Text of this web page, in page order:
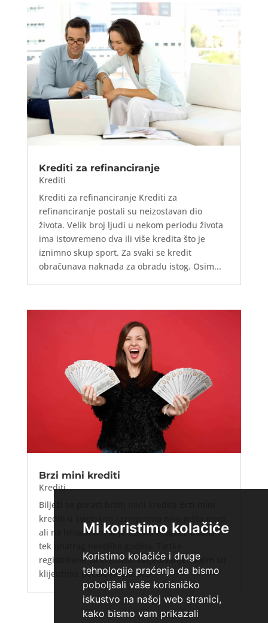
Mi koristimo kolačiće
Koristimo kolačiće i druge
tehnologije praćenja da bismo
poboljšali vaše korisničko
iskustvo na našoj web stranici,
kako bismo vam prikazali
Krediti za refinanciranje
Krediti
Krediti za refinanciranje Krediti za
refinanciranje postali su neizostavan dio
života. Velik broj ljudi u nekom periodu života
ima istovremeno dva ili više kredita što je
iznimno skup sport. Za svaki se kredit
obračunava naknada za obradu istog. Osim...
Brzi mini krediti
Krediti
Bilježi se porast brzih mini kredita Brzi mini
krediti u svjetskim razmjerima nisu ništa novo,
ali na hrvatskom ih je tržištu moguće podići
tek unatrag nekoliko godina. Tvrtke
registrirane za kreditno savjetovanje svojim su
klijentima počele nuditi brz...